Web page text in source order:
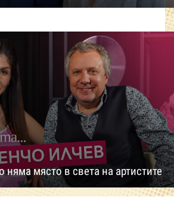
няма място в света на артистите